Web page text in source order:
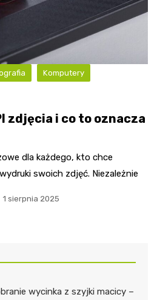
Komputery
zdjęcia i co to oznacza
dla każdego, kto chce
swoich zdjęć. Niezależnie
1 sierpnia 2025
wycinka z szyjki macicy –